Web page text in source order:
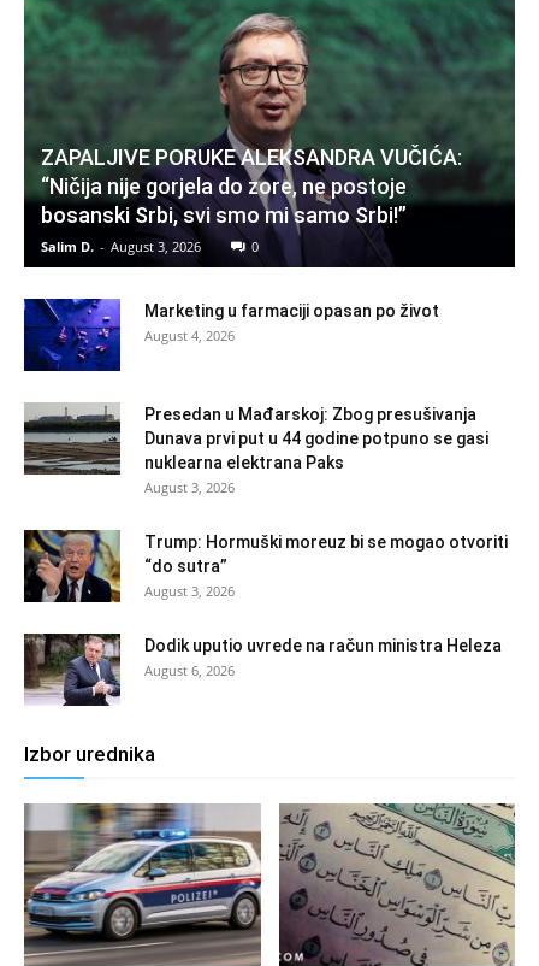
ZAPALJIVE PORUKE ALEKSANDRA VUČIĆA:
“Ničija nije gorjela do zore, ne postoje
bosanski Srbi, svi smo mi samo Srbi!”
Salim D. - August 3, 2026 0
Marketing u farmaciji opasan po život
August 4, 2026
Presedan u Mađarskoj: Zbog presušivanja
Dunava prvi put u 44 godine potpuno se gasi
nuklearna elektrana Paks
August 3, 2026
Trump: Hormuški moreuz bi se mogao otvoriti
“do sutra”
August 3, 2026
Dodik uputio uvrede na račun ministra Heleza
August 6, 2026
Izbor urednika